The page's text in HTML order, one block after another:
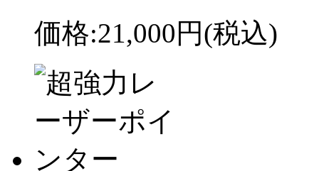
価格:21,000円(税込)